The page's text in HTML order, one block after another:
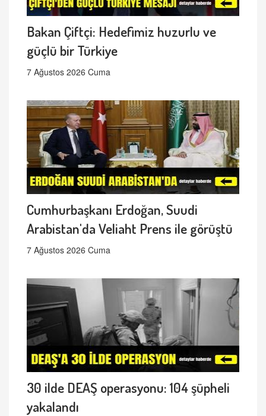
Bakan Çiftçi: Hedefimiz huzurlu ve
güçlü bir Türkiye
7 Ağustos 2026 Cuma
Cumhurbaşkanı Erdoğan, Suudi
Arabistan'da Veliaht Prens ile görüştü
7 Ağustos 2026 Cuma
30 ilde DEAŞ operasyonu: 104 şüpheli
yakalandı